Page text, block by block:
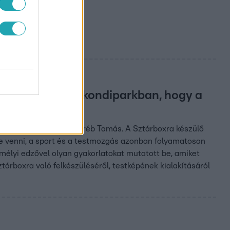
eddz a kondiparkban, hogy a
az rtl.hu-nak Veréb Tamás. A Sztárboxra készülő
a sport és a testmozgás azonban folyamatosan
edzővel olyan gyakorlatokat mutatott be, amiket
való felkészüléséről, testképének kialakításáról